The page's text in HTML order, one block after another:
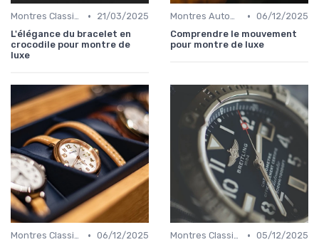
Montres Classiques •
21/03/2025
L'élégance du bracelet en
crocodile pour montre de
luxe
Montres Automatiques • 06/12/2025
Comprendre le mouvement
pour montre de luxe
Montres Classiques • 06/12/2025
Montres Classiques • 05/12/2025